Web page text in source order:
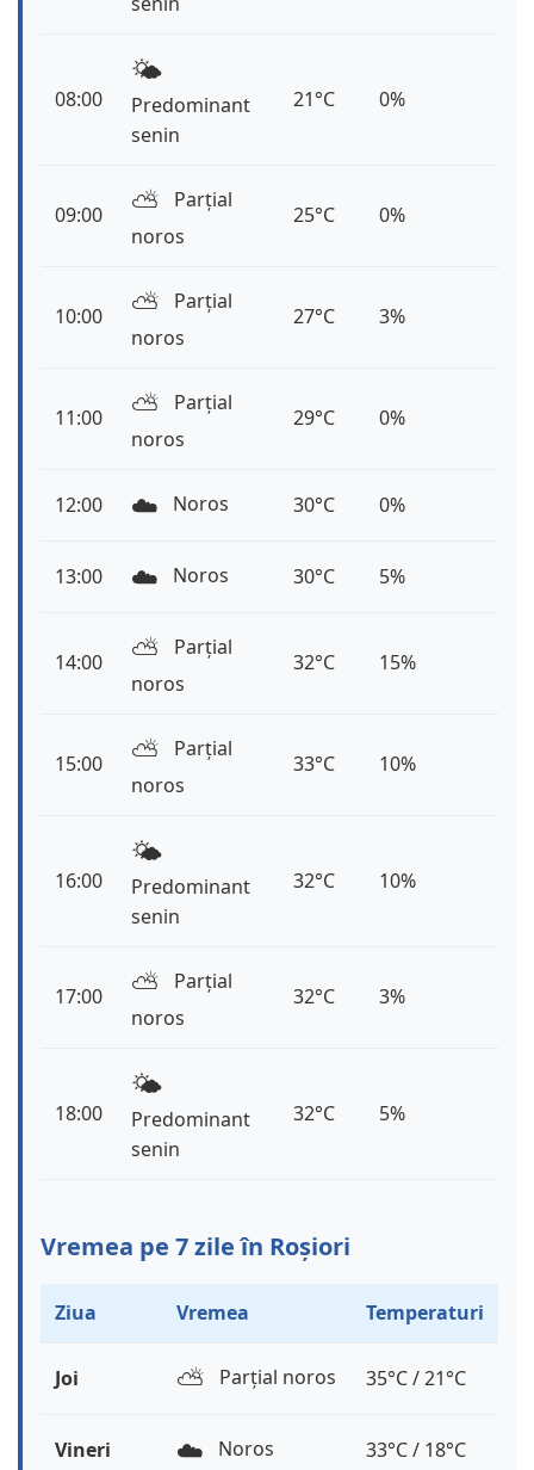
08:00
🌤️
Predominant
senin
21°C 0%
09:00 ⛅️
Parțial
noros
25°C 0%
10:00 ⛅️
Parțial
noros
27°C 3%
11:00 ⛅️
Parțial
noros
29°C 0%
12:00 ☁️ Noros 30°C 0%
13:00 ☁️ Noros 30°C 5%
14:00 ⛅️
Parțial
noros
32°C 15%
15:00 ⛅️
Parțial
noros
33°C 10%
16:00
🌤️
Predominant
senin
32°C 10%
17:00 ⛅️
Parțial
noros
32°C 3%
18:00
🌤️
Predominant
senin
32°C 5%
Vremea pe 7 zile în Roșiori
Ziua Vremea Temperaturi
Joi ⛅️ Parțial noros 35°C / 21°C
Vineri ☁️ Noros 33°C / 18°C